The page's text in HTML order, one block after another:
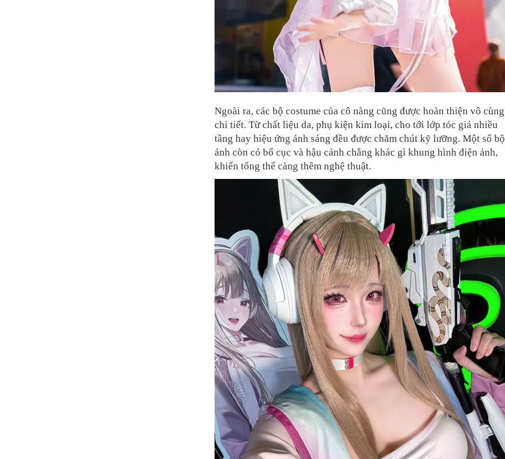
Ngoài ra, các bộ costume của cô nàng cũng được hoàn thiện vô cùng
chi tiết. Từ chất liệu da, phụ kiện kim loại, cho tới lớp tóc giả nhiều
tầng hay hiệu ứng ánh sáng đều được chăm chút kỹ lưỡng. Một số bộ
ảnh còn có bố cục và hậu cảnh chẳng khác gì khung hình điện ảnh,
khiến tổng thể càng thêm nghệ thuật.